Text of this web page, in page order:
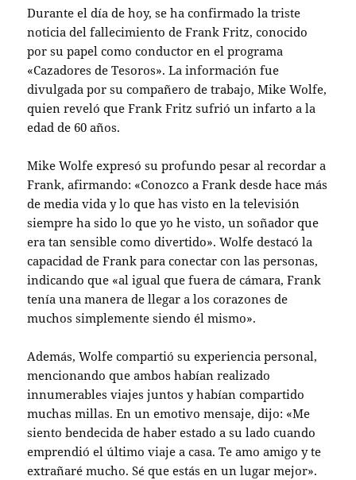
Durante el día de hoy, se ha confirmado la triste
noticia del fallecimiento de Frank Fritz, conocido
por su papel como conductor en el programa
«Cazadores de Tesoros». La información fue
divulgada por su compañero de trabajo, Mike Wolfe,
quien reveló que Frank Fritz sufrió un infarto a la
edad de 60 años.
Mike Wolfe expresó su profundo pesar al recordar a
Frank, afirmando: «Conozco a Frank desde hace más
de media vida y lo que has visto en la televisión
siempre ha sido lo que yo he visto, un soñador que
era tan sensible como divertido». Wolfe destacó la
capacidad de Frank para conectar con las personas,
indicando que «al igual que fuera de cámara, Frank
tenía una manera de llegar a los corazones de
muchos simplemente siendo él mismo».
Además, Wolfe compartió su experiencia personal,
mencionando que ambos habían realizado
innumerables viajes juntos y habían compartido
muchas millas. En un emotivo mensaje, dijo: «Me
siento bendecida de haber estado a su lado cuando
emprendió el último viaje a casa. Te amo amigo y te
extrañaré mucho. Sé que estás en un lugar mejor».